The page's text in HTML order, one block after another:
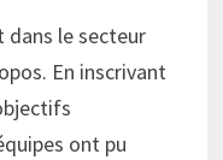
dans le secteur
En inscrivant
ont pu